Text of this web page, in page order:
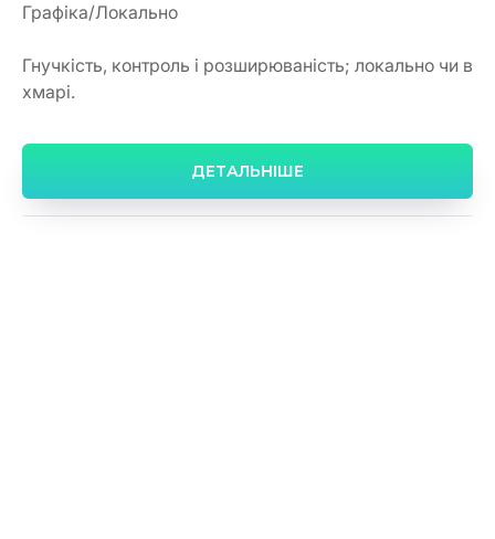
Графіка/Локально
Гнучкість, контроль і розширюваність; локально чи в
хмарі.
ДЕТАЛЬНІШЕ